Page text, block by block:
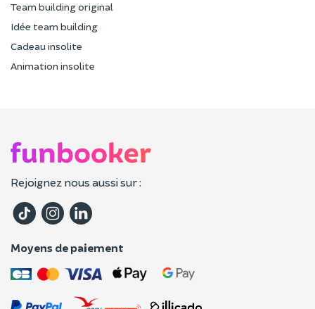
Team building original
Idée team building
Cadeau insolite
Animation insolite
Rejoignez nous aussi sur :
Moyens de paiement